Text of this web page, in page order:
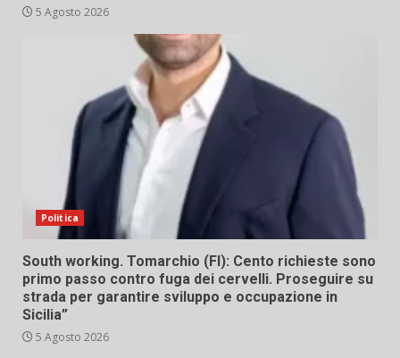
5 Agosto 2026
Politica
South working. Tomarchio (FI): Cento richieste sono
primo passo contro fuga dei cervelli. Proseguire su
strada per garantire sviluppo e occupazione in
Sicilia”
5 Agosto 2026